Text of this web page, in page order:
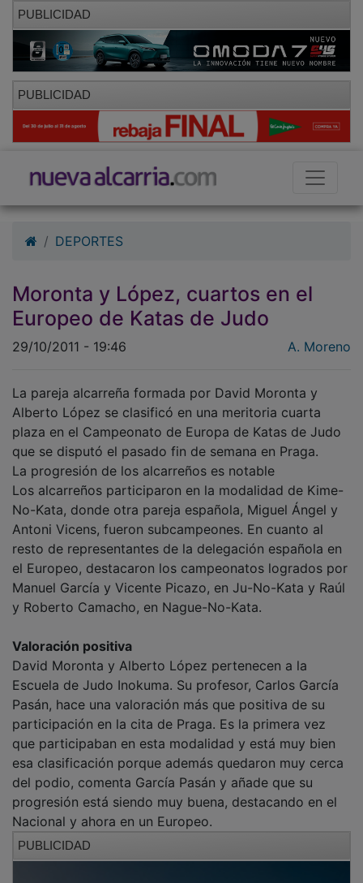
PUBLICIDAD
PUBLICIDAD
DEPORTES
Moronta y López, cuartos en el
Europeo de Katas de Judo
29/10/2011 - 19:46 A. Moreno
La pareja alcarreña formada por David Moronta y
Alberto López se clasificó en una meritoria cuarta
plaza en el Campeonato de Europa de Katas de Judo
que se disputó el pasado fin de semana en Praga.
La progresión de los alcarreños es notable
Los alcarreños participaron en la modalidad de Kime-
No-Kata, donde otra pareja española, Miguel Ángel y
Antoni Vicens, fueron subcampeones. En cuanto al
resto de representantes de la delegación española en
el Europeo, destacaron los campeonatos logrados por
Manuel García y Vicente Picazo, en Ju-No-Kata y Raúl
y Roberto Camacho, en Nague-No-Kata.
Valoración positiva
David Moronta y Alberto López pertenecen a la
Escuela de Judo Inokuma. Su profesor, Carlos García
Pasán, hace una valoración más que positiva de su
participación en la cita de Praga. Es la primera vez
que participaban en esta modalidad y está muy bien
esa clasificación porque además quedaron muy cerca
del podio, comenta García Pasán y añade que su
progresión está siendo muy buena, destacando en el
Nacional y ahora en un Europeo.
PUBLICIDAD